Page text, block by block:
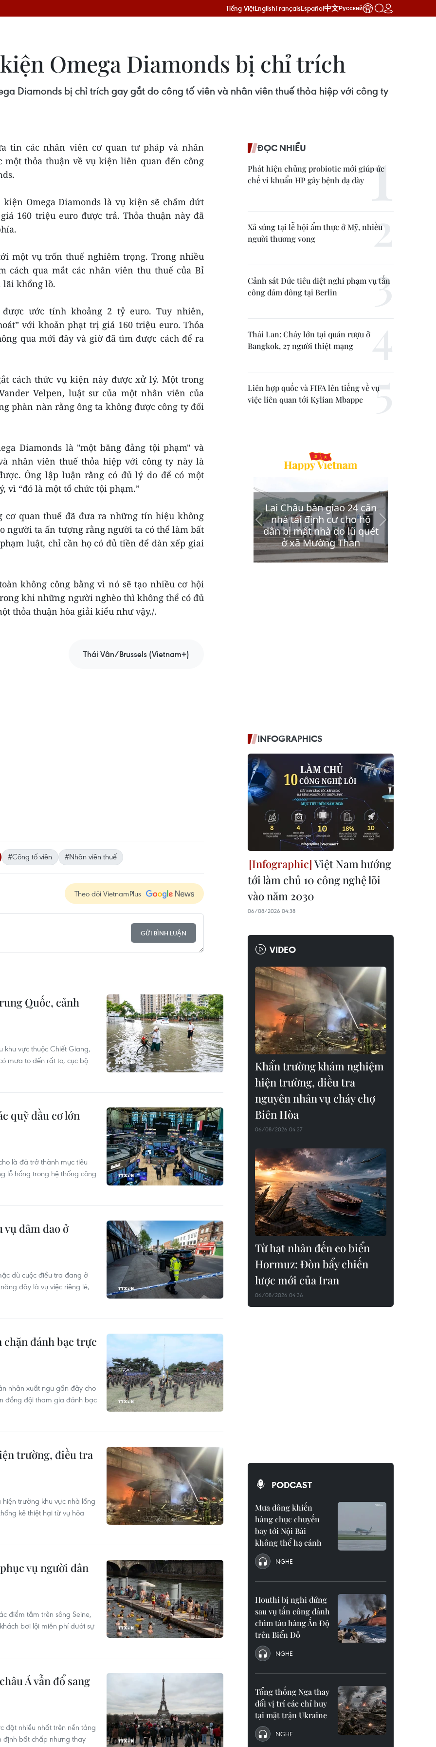
Tiếng ViệtEnglishFrançaisEspañol中文Русский
Omega Diamonds bị chỉ trích
Diamonds bị chỉ trích gay gắt do công tố viên và nhân viên thuế thỏa hiệp với công ty
tin các nhân viên cơ quan tư pháp và nhân
một thỏa thuận về vụ kiện liên quan đến công
Omega Diamonds là vụ kiện sẽ chấm dứt
160 triệu euro được trả. Thỏa thuận này đã
một vụ trốn thuế nghiêm trọng. Trong nhiều
cách qua mắt các nhân viên thu thuế của Bỉ
lãi khổng lồ.
ước tính khoảng 2 tỷ euro. Tuy nhiên,
với khoản phạt trị giá 160 triệu euro. Thỏa
qua mới đây và giờ đã tìm được cách để ra
cách thức vụ kiện này được xử lý. Một trong
Velpen, luật sư của một nhân viên của
phàn nàn rằng ông ta không được công ty đối
Diamonds là "một băng đảng tội phạm" và
nhân viên thuế thỏa hiệp với công ty này là
Ông lập luận rằng có đủ lý do để có một
vì “đó là một tổ chức tội phạm.”
cơ quan thuế đã đưa ra những tín hiệu không
người ta ấn tượng rằng người ta có thể làm bất
luật, chỉ cần họ có đủ tiền để dàn xếp giai
không công bằng vì nó sẽ tạo nhiều cơ hội
khi những người nghèo thì không thể có đủ
thỏa thuận hòa giải kiểu như vậy./.
Thái Vân/Brussels (Vietnam+)
#Công tố viên #Nhân viên thuế
Theo dõi VietnamPlus
GỬI BÌNH LUẬN
Quốc, cảnh
khu vực thuộc Chiết Giang,
mưa to đến rất to, cục bộ
quỹ đầu cơ lớn
là đã trở thành mục tiêu
lỗ hổng trong hệ thống công
vụ đâm dao ở
dù cuộc điều tra đang ở
đây là vụ việc riêng lẻ,
chặn đánh bạc trực
nhân xuất ngũ gần đây cho
đồng đội tham gia đánh bạc
trường, điều tra
trường khu vực nhà lồng
kê thiệt hại từ vụ hỏa
vụ người dân
điểm tắm trên sông Seine,
bơi lội miễn phí dưới sự
Á vẫn đổ sang
đặt nhiều nhất trên nền tảng
định bất chấp những thay
ĐỌC NHIỀU
Phát hiện chủng probiotic mới giúp ức
chế vi khuẩn HP gây bệnh dạ dày
Xả súng tại lễ hội ẩm thực ở Mỹ, nhiều
người thương vong
Cảnh sát Đức tiêu diệt nghi phạm vụ tấn
công đám đông tại Berlin
Thái Lan: Cháy lớn tại quán rượu ở
Bangkok, 27 người thiệt mạng
Liên hợp quốc và FIFA lên tiếng về vụ
việc liên quan tới Kylian Mbappe
INFOGRAPHICS
Việt Nam hướng
tới làm chủ 10 công nghệ lõi
vào năm 2030
06/08/2026 04:38
VIDEO
Khẩn trường khám nghiệm
hiện trường, điều tra
nguyên nhân vụ cháy chợ
Biên Hòa
06/08/2026 04:37
Từ hạt nhân đến eo biển
Hormuz: Đòn bẩy chiến
lược mới của Iran
06/08/2026 04:36
PODCAST
Mưa dông khiến
hàng chục chuyến
bay tới Nội Bài
không thể hạ cánh
NGHE
Houthi bị nghi đứng
sau vụ tấn công đánh
chìm tàu hàng Ấn Độ
trên Biển Đỏ
NGHE
Tổng thống Nga thay
đổi vị trí các chỉ huy
tại mặt trận Ukraine
NGHE